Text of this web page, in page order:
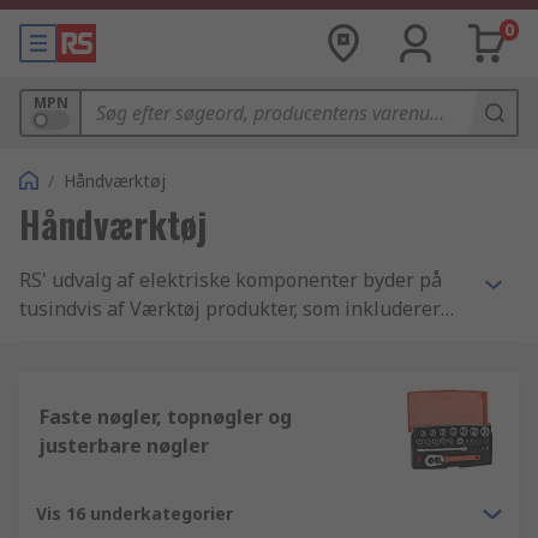
0
MPN
/ Håndværktøj
Håndværktøj
RS' udvalg af elektriske komponenter byder på
tusindvis af Værktøj produkter, som inkluderer
Mekaniske produkter og værktøj udvalg. Vi har
været en etableret virksomhed siden 1936, og
dette betyder, at RS har en uforlignelig viden
hjælper teknikere og maskinmestre verden over
Faste nøgler, topnøgler og
justerbare nøgler
Vis 16 underkategorier